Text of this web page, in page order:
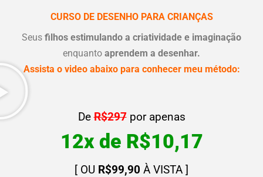
CURSO DE DESENHO PARA CRIANÇAS
Seus filhos estimulando a criatividade e imaginação
enquanto aprendem a desenhar.
Assista o video abaixo para conhecer meu método:
DeR$297por apenas
12x de R$10,17
[ OU R$99,90 À VISTA ]